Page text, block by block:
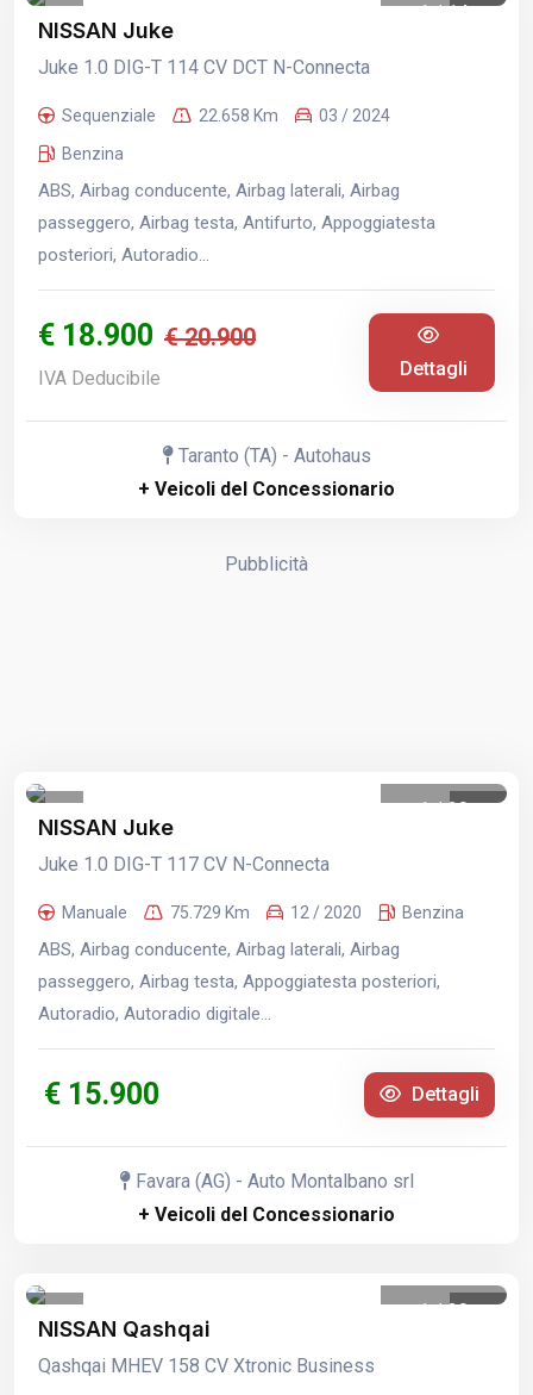
1 /14
NISSAN Juke
Juke 1.0 DIG-T 114 CV DCT N-Connecta
Sequenziale 22.658 Km
03 / 2024
Benzina
ABS, Airbag conducente, Airbag laterali, Airbag
passeggero, Airbag testa, Antifurto, Appoggiatesta
posteriori, Autoradio...
€ 18.900 € 20.900
IVA Deducibile Dettagli
Taranto (TA) - Autohaus
+ Veicoli del Concessionario
Pubblicità
1 /20
NISSAN Juke
Juke 1.0 DIG-T 117 CV N-Connecta
Manuale 75.729 Km 12 / 2020 Benzina
ABS, Airbag conducente, Airbag laterali, Airbag
passeggero, Airbag testa, Appoggiatesta posteriori,
Autoradio, Autoradio digitale...
€ 15.900 Dettagli
Favara (AG) - Auto Montalbano srl
+ Veicoli del Concessionario
1 /20
NISSAN Qashqai
Qashqai MHEV 158 CV Xtronic Business